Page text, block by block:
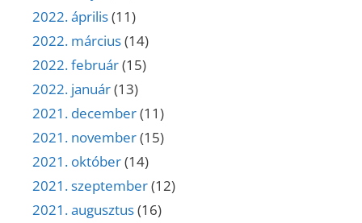
2022. április(11)
2022. március(14)
2022. február(15)
2022. január(13)
2021. december(11)
2021. november(15)
2021. október(14)
2021. szeptember(12)
2021. augusztus(16)